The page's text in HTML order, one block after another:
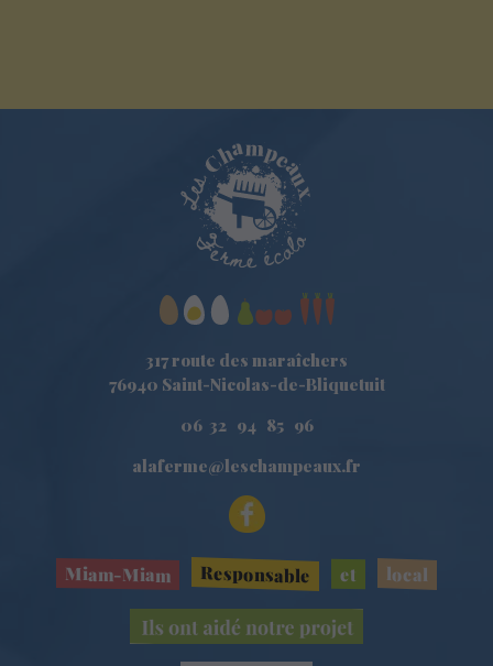
317 route des maraîchers
76940 Saint-Nicolas-de-Bliquetuit
06 32 94 85 96
alaferme@leschampeaux.fr
Miam-Miam Responsable et local